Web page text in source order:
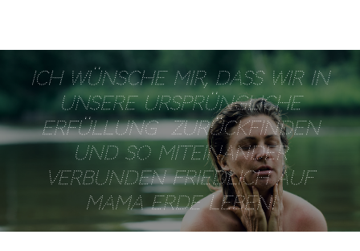
Ich wünsche mir, dass wir in
unsere ursprüngliche
ERFÜLLUNG zurückfinden
und so miteinander
verbundenfriedlich auf
Mama Erdeleben!